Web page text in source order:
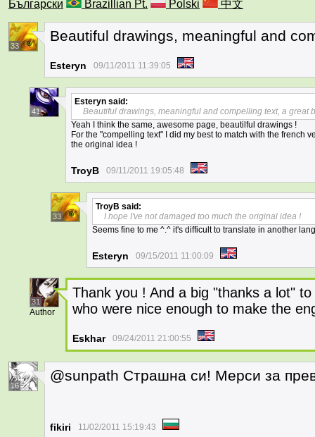
Български
Brazillian Pt. Polski 中文
33
Beautiful drawings, meaningful and
Esteryn 09/11/2011 11:39:05
41
Esteryn said:
Beautiful drawings, meaningful and compelling text, a great
Yeah I think the same, awesome page, beautilful drawings !
For the "compelling text" I did my best to match with the french
the original idea !
TroyB 09/11/2011 19:05:48
33
TroyB said:
I hope I've not damaged too much the original idea !
Seems fine to me ^.^ it's difficult to translate in another
Esteryn 09/15/2011 11:00:09
31
Author
Thank you ! And a big "thanks a lot"
who were nice enough to make the
Eskhar 09/24/2011 21:00:55
16
@sunpath Страшна си! Мерси за
fikiri 11/02/2011 15:19:43